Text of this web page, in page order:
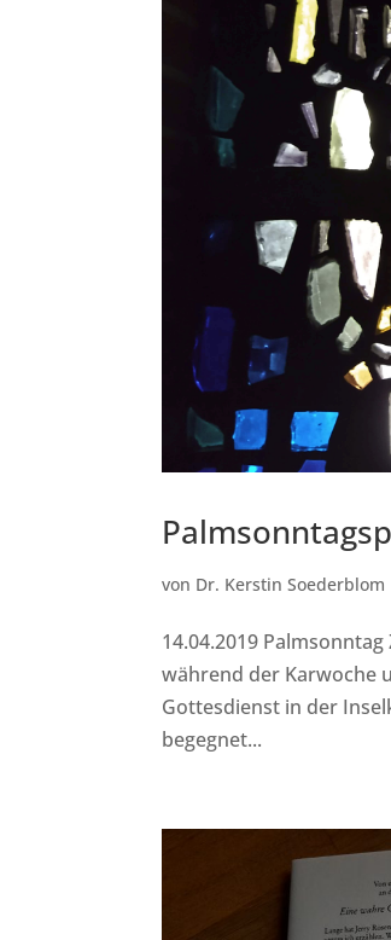
von Dr. Kerstin Soederblom
14.04.2019
während der Karwoche
Gottesdienst in der
begegnet...